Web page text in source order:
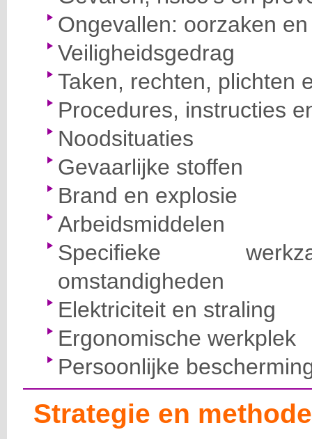
Ongevallen: oorzaken
Veiligheidsgedrag
Taken, rechten, plichten
Procedures, instructies
Noodsituaties
Gevaarlijke stoffen
Brand en explosie
Arbeidsmiddelen
Specifieke
omstandigheden
Elektriciteit en straling
Ergonomische werkplek
Persoonlijke
Strategie en